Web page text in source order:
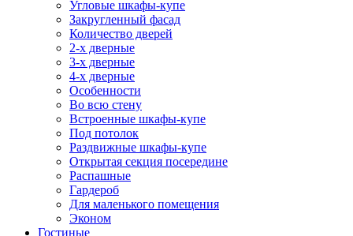
Угловые шкафы-купе
Закругленный фасад
Количество дверей
2-х дверные
3-х дверные
4-х дверные
Особенности
Во всю стену
Встроенные шкафы-купе
Под потолок
Раздвижные шкафы-купе
Открытая секция посередине
Распашные
Гардероб
Для маленького помещения
Эконом
Гостиные